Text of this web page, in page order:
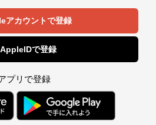
アカウントで登録
で登録
プリで登録